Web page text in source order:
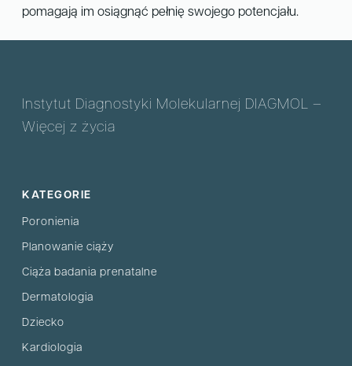
pomagają im osiągnąć pełnię swojego potencjału.
Instytut Diagnostyki Molekularnej DIAGMOL –
Więcej z życia
KATEGORIE
Poronienia
Planowanie ciąży
Ciąża badania prenatalne
Dermatologia
Dziecko
Kardiologia